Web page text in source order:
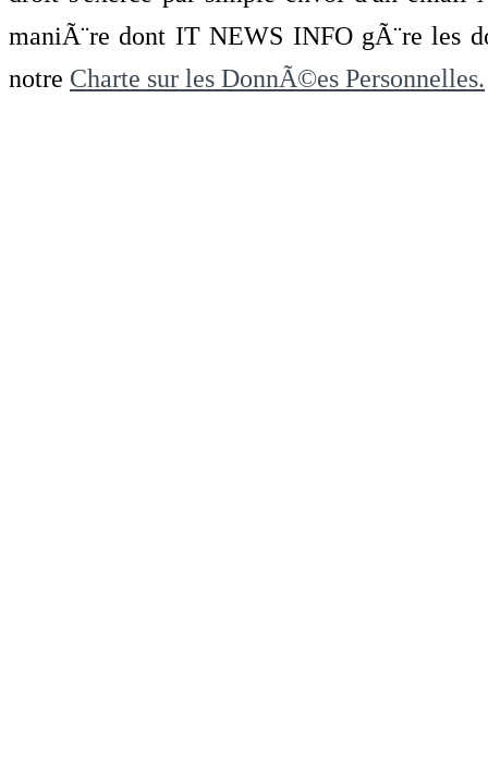
maniÃ¨re dont IT NEWS INFO gÃ¨re les
notre Charte sur les DonnÃ©es Personnelles.